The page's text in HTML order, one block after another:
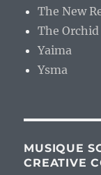
The New
The Orchid
Yaima
Ysma
MUSIQUE
CREATIVE